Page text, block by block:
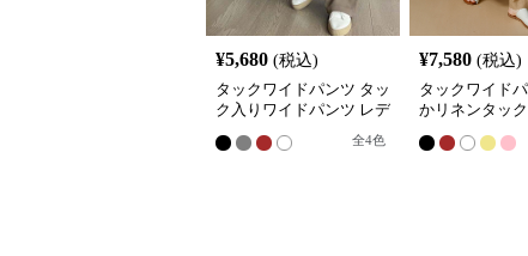
¥5,680 (税込)
タックワイドパンツ タッ
ク入りワイドパンツ レデ
全4色
¥7,580 (税込)
タックワイド
かリネンタッ